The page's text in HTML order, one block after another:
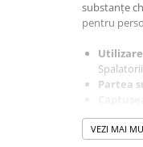
PROTECTIE MECANICA
substanțe
pentru
Utilizare
Partea
Talpa –
VEZI MAI